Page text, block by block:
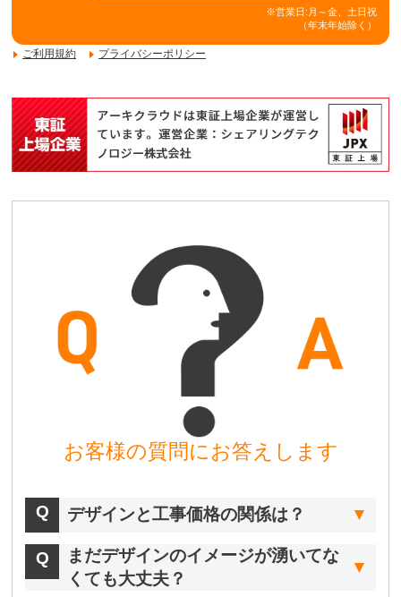
※営業日:月～金、土日祝
（年末年始除く）
ご利用規約 プライバシーポリシー
お客様の質問にお答えします
デザインと工事価格の関係は？
まだデザインのイメージが湧いてな
くても大丈夫？